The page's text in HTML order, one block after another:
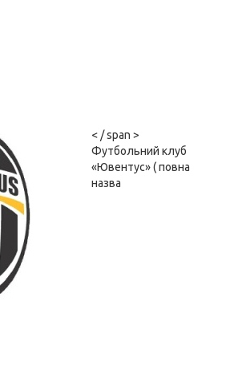
< / span >
Футбольний клуб
«Ювентус» ( повна
назва